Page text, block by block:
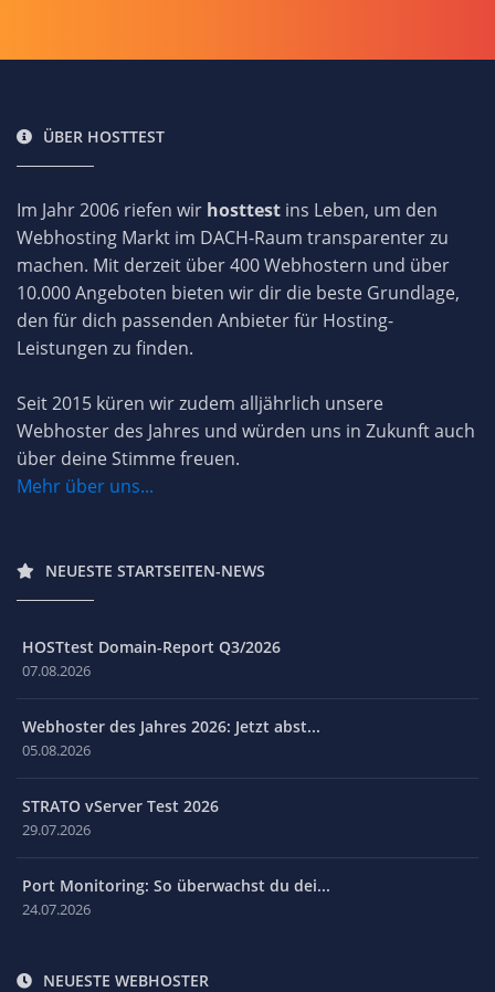
ÜBER HOSTTEST
Im Jahr 2006 riefen wir hosttest ins Leben, um den
Webhosting Markt im DACH-Raum transparenter zu
machen. Mit derzeit über 400 Webhostern und über
10.000 Angeboten bieten wir dir die beste Grundlage,
den für dich passenden Anbieter für Hosting-
Leistungen zu finden.
Seit 2015 küren wir zudem alljährlich unsere
Webhoster des Jahres und würden uns in Zukunft auch
über deine Stimme freuen.
Mehr über uns...
NEUESTE STARTSEITEN-NEWS
HOSTtest Domain-Report Q3/2026
07.08.2026
Webhoster des Jahres 2026: Jetzt abst...
05.08.2026
STRATO vServer Test 2026
29.07.2026
Port Monitoring: So überwachst du dei...
24.07.2026
NEUESTE WEBHOSTER